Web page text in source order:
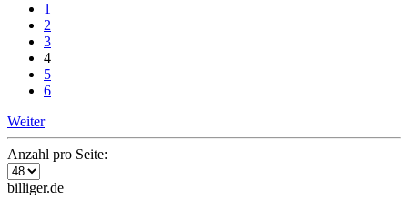
1
2
3
4
5
6
Weiter
Anzahl pro Seite:
billiger.de